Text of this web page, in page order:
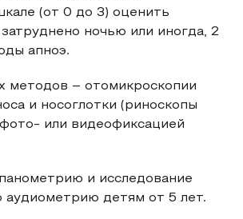
(от 0 до 3) оценить
ночью или иногда, 2
апноэ.
методов – отомикроскопии
и носоглотки (риноскопы
или видеофиксацией
и исследование
аудиометрию детям от 5 лет.